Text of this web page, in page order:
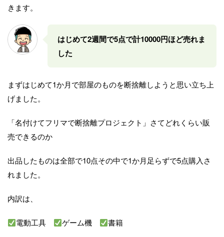
きます。
はじめて2週間で5点で計10000円ほど売れま
した
まずはじめて1か月で部屋のものを断捨離しようと思い立ち上
げました。
「名付けてフリマで断捨離プロジェクト」さてどれくらい販
売できるのか
出品したものは全部で10点その中で1か月足らずで5点購入さ
れました。
内訳は、
電動工具 ゲーム機 書籍